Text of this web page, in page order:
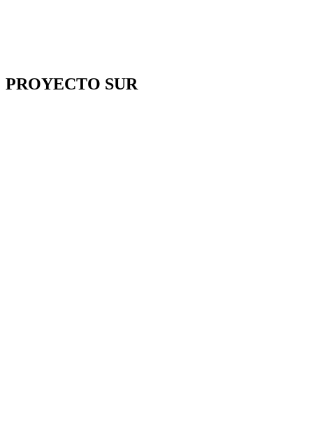
PROYECTO SUR